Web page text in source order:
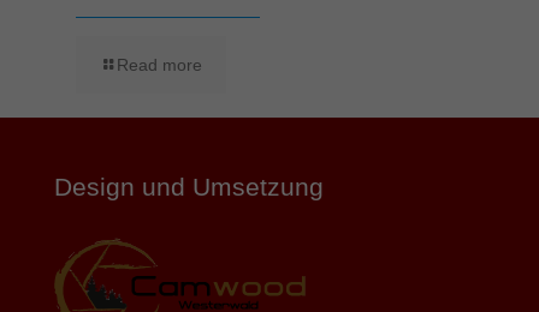
Read more
Design und Umsetzung